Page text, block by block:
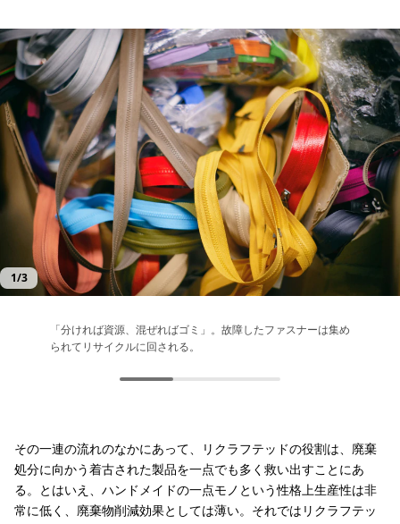
「分ければ資源、混ぜればゴミ」。故障したファスナーは集められてリサイクルに
ミシンにセットする縫製糸を選ぶためのサンプル。「リペア」では元の製品に忠
さまざまな縫製糸や残反、パーツが揃っているのもリペアセンターの特長。その
1/3
「分ければ資源、混ぜればゴミ」。故障したファスナーは集め
られてリサイクルに回される。
ミシンにセットする縫製糸を選ぶためのサンプル。「リペア」
では元の製品に忠実な色を選び、「リクラフテッド」では自由
さまざまな縫製糸や残反、パーツが揃っているのもリペアセン
ターの特長。そのリソースを存分に使えることも「リクラフテ
その一連の流れのなかにあって、リクラフテッドの役割は、廃棄
処分に向かう着古された製品を一点でも多く救い出すことにあ
る。とはいえ、ハンドメイドの一点モノという性格上生産性は非
常に低く、廃棄物削減効果としては薄い。それではリクラフテッ